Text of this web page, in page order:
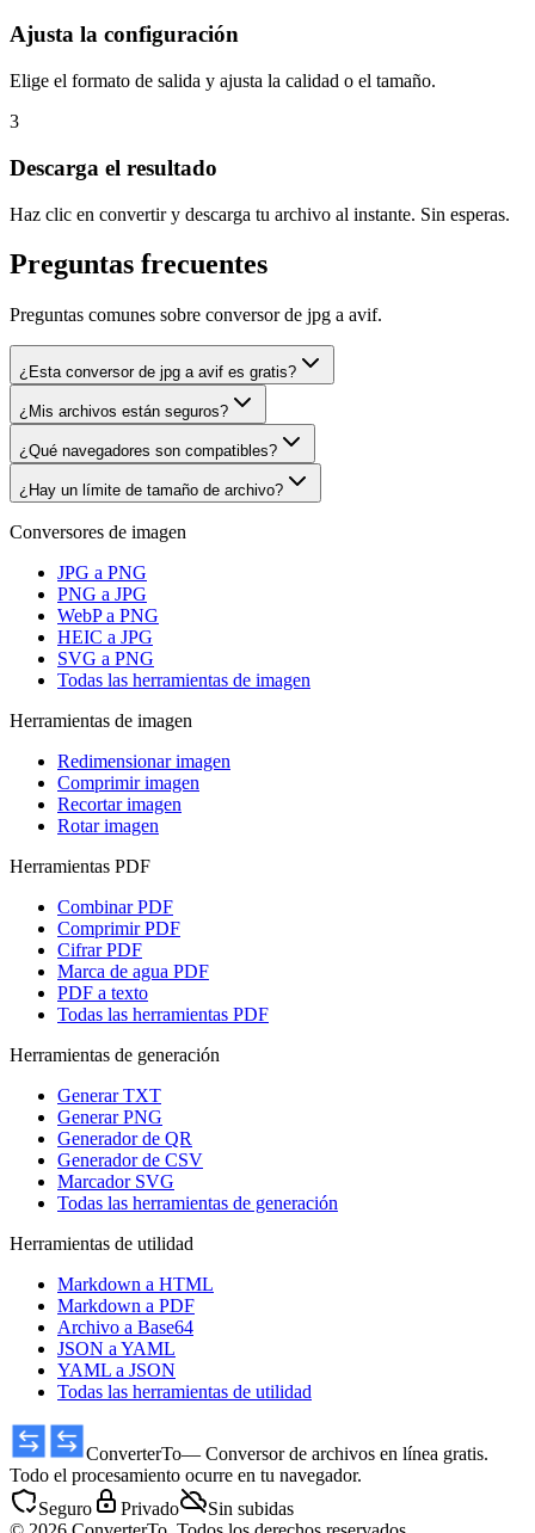
Ajusta la configuración
Elige el formato de salida y ajusta la calidad o el tamaño.
3
Descarga el resultado
Haz clic en convertir y descarga tu archivo al instante. Sin esperas.
Preguntas frecuentes
Preguntas comunes sobre conversor de jpg a avif.
¿Esta conversor de jpg a avif es gratis?
¿Mis archivos están seguros?
¿Qué navegadores son compatibles?
¿Hay un límite de tamaño de archivo?
Conversores de imagen
JPG a PNG
PNG a JPG
WebP a PNG
HEIC a JPG
SVG a PNG
Todas las herramientas de imagen
Herramientas de imagen
Redimensionar imagen
Comprimir imagen
Recortar imagen
Rotar imagen
Herramientas PDF
Combinar PDF
Comprimir PDF
Cifrar PDF
Marca de agua PDF
PDF a texto
Todas las herramientas PDF
Herramientas de generación
Generar TXT
Generar PNG
Generador de QR
Generador de CSV
Marcador SVG
Todas las herramientas de generación
Herramientas de utilidad
Markdown a HTML
Markdown a PDF
Archivo a Base64
JSON a YAML
YAML a JSON
Todas las herramientas de utilidad
ConverterTo— Conversor de archivos en línea gratis.
Todo el procesamiento ocurre en tu navegador.
Seguro
Privado
Sin subidas